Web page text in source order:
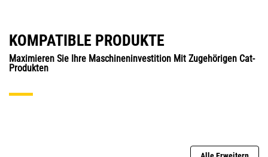
KOMPATIBLE PRODUKTE
Maximieren Sie Ihre Maschineninvestition Mit Zugehörigen Cat-
Produkten